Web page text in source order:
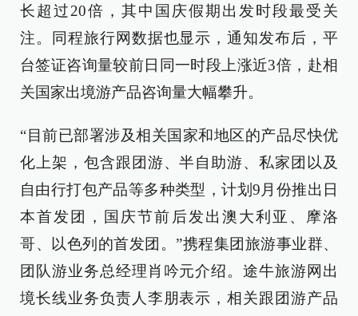
长超过20倍，其中国庆假期出发时段最受关
注。同程旅行网数据也显示，通知发布后，平
台签证咨询量较前日同一时段上涨近3倍，赴相
关国家出境游产品咨询量大幅攀升。
“目前已部署涉及相关国家和地区的产品尽快优
化上架，包含跟团游、半自助游、私家团以及
自由行打包产品等多种类型，计划9月份推出日
本首发团，国庆节前后发出澳大利亚、摩洛
哥、以色列的首发团。”携程集团旅游事业群、
团队游业务总经理肖吟元介绍。途牛旅游网出
境长线业务负责人李朋表示，相关跟团游产品